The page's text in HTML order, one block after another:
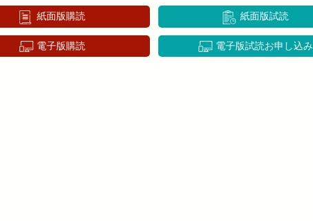
紙面版購読 紙面版試読
電子版購読 電子版試読お申し込み